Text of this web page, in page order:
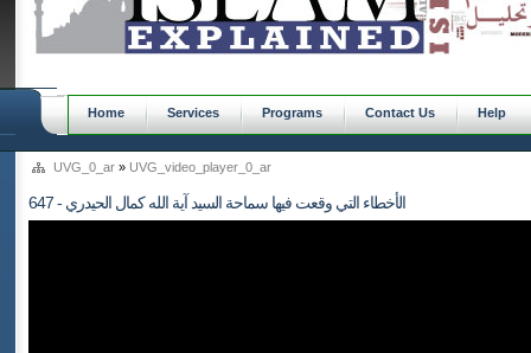
Home Services Programs Contact Us Help
UVG_0_ar » UVG_video_player_0_ar
647 - الأخطاء التي وقعت فيها سماحة السيد آية الله كمال الحيدري